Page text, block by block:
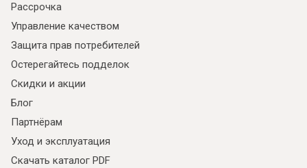
Рассрочка
Управление качеством
Защита прав потребителей
Остерегайтесь подделок
Скидки и акции
Блог
Партнёрам
Уход и эксплуатация
Скачать каталог PDF